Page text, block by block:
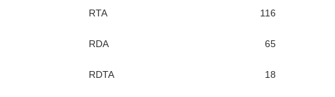
RTA 116
RDA 65
RDTA 18